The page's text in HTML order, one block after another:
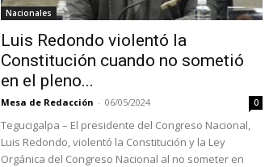
Nacionales
Luis Redondo violentó la
Constitución cuando no sometió
en el pleno...
Mesa de Redacción - 06/05/2024 0
Tegucigalpa – El presidente del Congreso Nacional,
Luis Redondo, violentó la Constitución y la Ley
Orgánica del Congreso Nacional al no someter en